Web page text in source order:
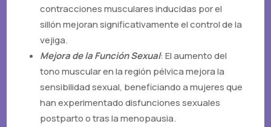
contracciones musculares inducidas por el
sillón mejoran significativamente el control de la
vejiga.
Mejora de la Función Sexual: El aumento del
tono muscular en la región pélvica mejora la
sensibilidad sexual, beneficiando a mujeres que
han experimentado disfunciones sexuales
postparto o tras la menopausia.